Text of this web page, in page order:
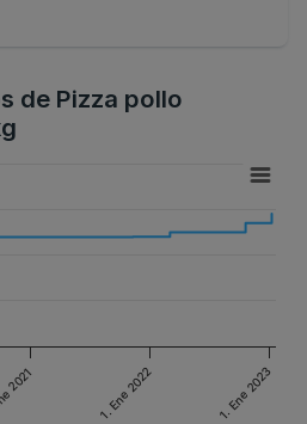
de Pizza pollo
2021 1. Ene 2022 1. Ene 2023